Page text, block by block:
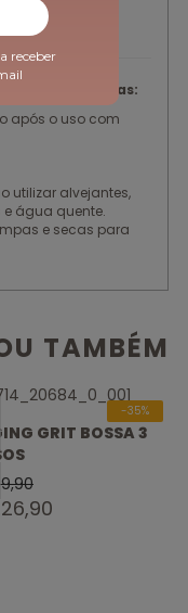
com essas dicas:
após o uso com
utilizar alvejantes,
água quente.
e secas para
TAMBÉM
SELO
ATÉ
42KM
BOLSOS
GRIT BOSSA 3
-35%
receber